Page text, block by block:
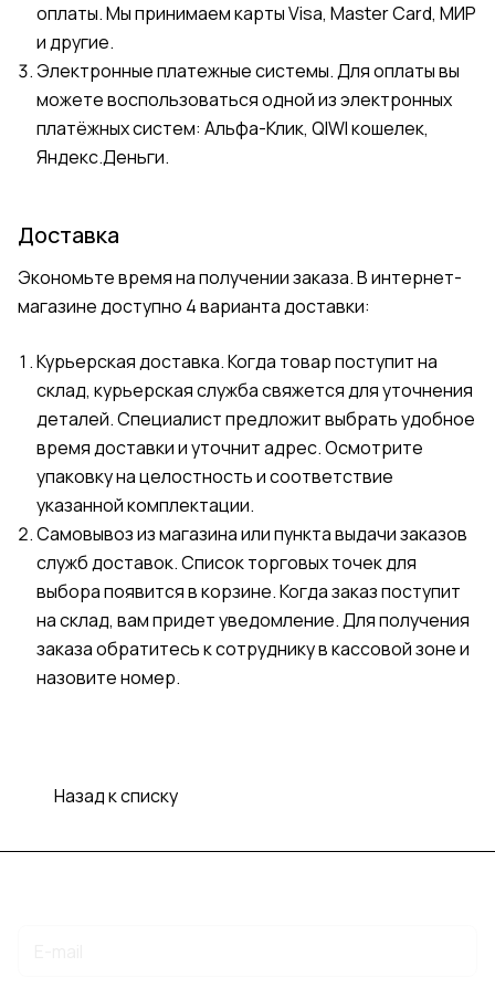
оплаты. Мы принимаем карты Visa, Master Card, МИР
и другие.
Электронные платежные системы. Для оплаты вы
можете воспользоваться одной из электронных
платёжных систем: Альфа-Клик, QIWI кошелек,
Яндекс.Деньги.
Доставка
Экономьте время на получении заказа. В интернет-
магазине доступно 4 варианта доставки:
Курьерская доставка. Когда товар поступит на
склад, курьерская служба свяжется для уточнения
деталей. Специалист предложит выбрать удобное
время доставки и уточнит адрес. Осмотрите
упаковку на целостность и соответствие
указанной комплектации.
Самовывоз из магазина или пункта выдачи заказов
служб доставок. Список торговых точек для
выбора появится в корзине. Когда заказ поступит
на склад, вам придет уведомление. Для получения
заказа обратитесь к сотруднику в кассовой зоне и
назовите номер.
Назад к списку